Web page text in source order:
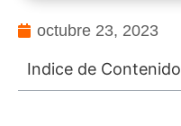
octubre 23, 2023
Indice de Contenido